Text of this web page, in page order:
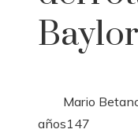
Baylor
Mario
años147